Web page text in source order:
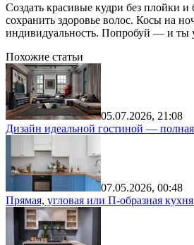
Создать красивые кудри без плойки
сохранить здоровье волос. Косы на
индивидуальность. Попробуй — и ты
Похожие статьи
05.07.2026, 21:08
Дизайн идеальной гостиной —
07.05.2026, 00:48
Прямая, угловая или П-образная